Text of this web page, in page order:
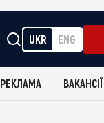
UKR ENG
РЕКЛАМА ВАКАНСІЇ